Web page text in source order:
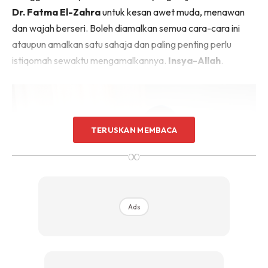
Dr. Fatma El-Zahrauntuk kesan awet muda, menawan
dan wajah berseri. Boleh diamalkan semua cara-cara ini
ataupun amalkan satu sahaja dan paling penting perlu
istiqomah sewaktu mengamalkannya. Insya-Allah.
TERUSKAN MEMBACA
∞
Ads